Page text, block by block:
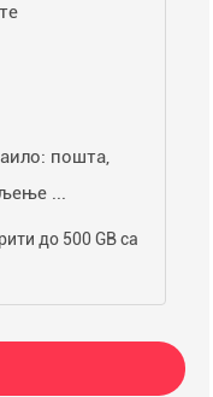
пошта,
...
до 500 GB са